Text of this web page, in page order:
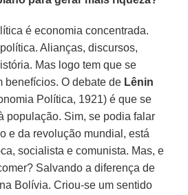
é economia concentrada.
Alianças, discursos,
Mas logo tem que se
benefícios. O debate de Lênin
Política, 1921) é que se
população. Sim, se podia falar
e da revolução mundial, está
socialista e comunista. Mas, e
Salvando a diferença de
Bolívia. Criou-se um sentido